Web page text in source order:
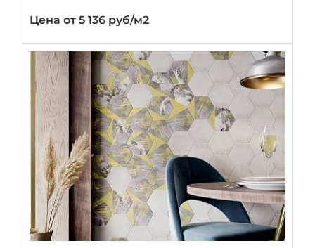
Цена от 5 136 руб/м2